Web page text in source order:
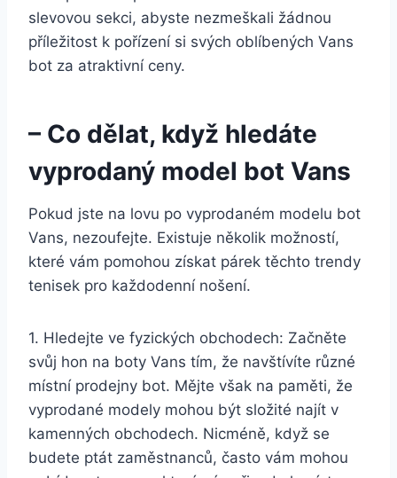
slevovou​ sekci, abyste⁤ nezmeškali žádnou
příležitost k pořízení si svých oblíbených Vans
bot za atraktivní⁣ ceny.
– Co dělat, když hledáte
vyprodaný model bot Vans
Pokud jste na ⁣lovu po vyprodaném modelu bot
Vans, nezoufejte. Existuje několik možností,
které vám pomohou získat párek těchto trendy
tenisek pro každodenní nošení.
1. Hledejte ve fyzických obchodech: Začněte
svůj hon na boty Vans tím, že navštívíte různé
místní prodejny bot. Mějte však na paměti, že
vyprodané modely mohou být složité najít v
kamenných obchodech. Nicméně, když se
‍budete ptát zaměstnanců, často vám ‍mohou